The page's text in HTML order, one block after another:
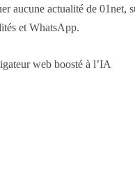
aucune actualité de 01net,
et WhatsApp.
web boosté à l’IA